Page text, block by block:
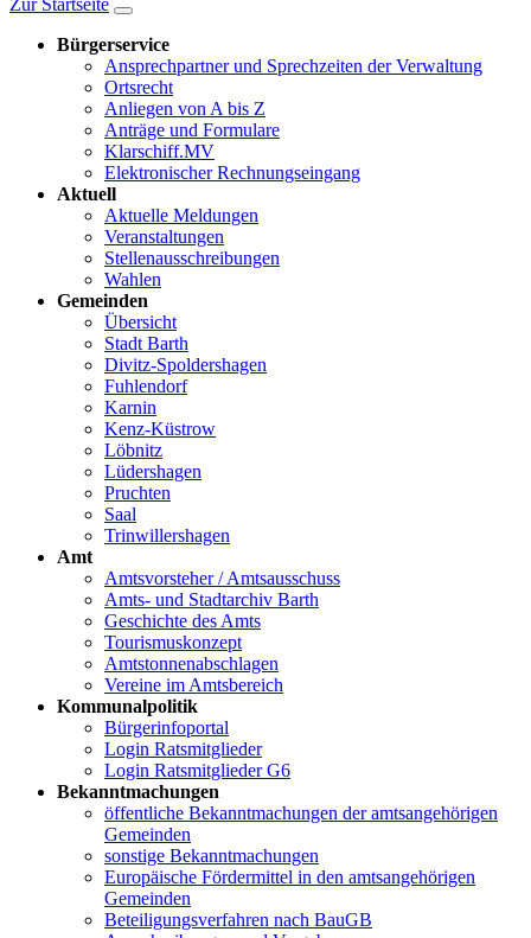
Bürgerservice
Ansprechpartner und Sprechzeiten der Verwaltung
Ortsrecht
Anliegen von A bis Z
Anträge und Formulare
Klarschiff.MV
Elektronischer Rechnungseingang
Aktuell
Aktuelle Meldungen
Veranstaltungen
Stellenausschreibungen
Wahlen
Gemeinden
Übersicht
Stadt Barth
Divitz-Spoldershagen
Fuhlendorf
Karnin
Kenz-Küstrow
Löbnitz
Lüdershagen
Pruchten
Saal
Trinwillershagen
Amt
Amtsvorsteher / Amtsausschuss
Amts- und Stadtarchiv Barth
Geschichte des Amts
Tourismuskonzept
Amtstonnenabschlagen
Vereine im Amtsbereich
Kommunalpolitik
Bürgerinfoportal
Login Ratsmitglieder
Login Ratsmitglieder G6
Bekanntmachungen
öffentliche Bekanntmachungen der amtsangehörigen
Gemeinden
sonstige Bekanntmachungen
Europäische Fördermittel in den amtsangehörigen
Gemeinden
Beteiligungsverfahren nach BauGB